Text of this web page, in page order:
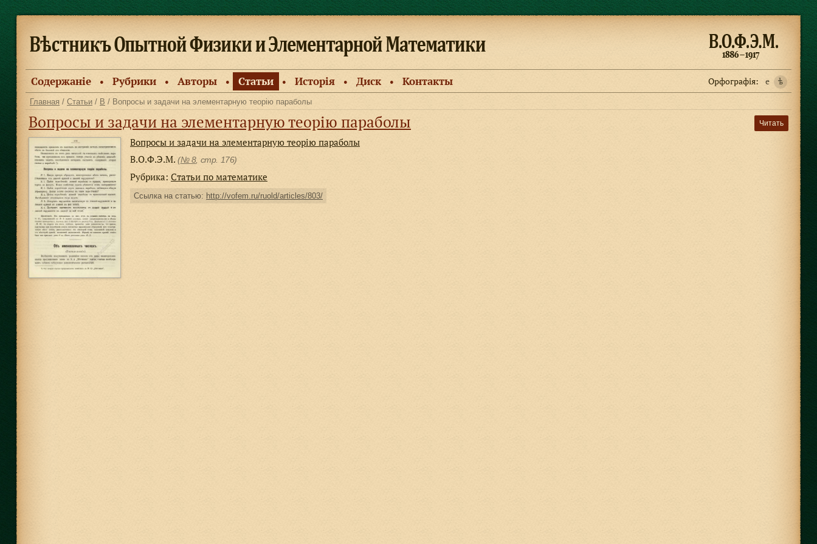
Содержанiе ● Рубрики ● Авторы ● Статьи ● Исторiя ● Диск ● Контакты Орфографiя: e ѣ
Главная / Статьи / В / Вопросы и задачи на элементарную теорiю параболы
Читать
Вопросы и задачи на элементарную теорiю параболы
Вопросы и задачи на элементарную теорiю параболы
В.О.Ф.Э.М. (№ 8, стр. 176)
Рубрика: Статьи по математике
Ссылка на статью: http://vofem.ru/ruold/articles/803/